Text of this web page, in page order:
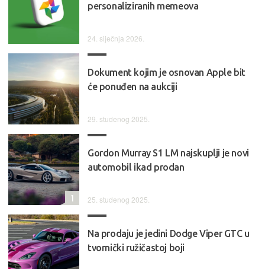
personaliziranih memeova
24. siječnja 2026.
Dokument kojim je osnovan Apple bit
će ponuđen na aukciji
29. studenog 2025.
Gordon Murray S1 LM najskuplji je novi
automobil ikad prodan
25. studenog 2025.
1
Na prodaju je jedini Dodge Viper GTC u
tvornički ružičastoj boji